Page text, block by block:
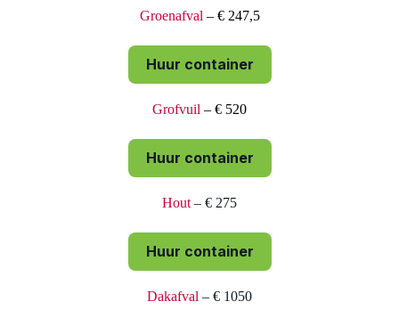
Groenafval – € 247,5
Huur container
Grofvuil – € 520
Huur container
Hout – € 275
Huur container
Dakafval – € 1050